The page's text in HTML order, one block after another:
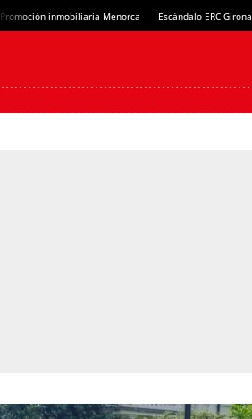
Promoción inmobiliaria Menorca Escándalo ERC Girona